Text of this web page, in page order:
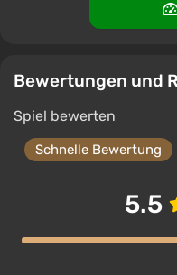
Bewertungen und
Spiel bewerten
Schnelle Bewertung
5.5